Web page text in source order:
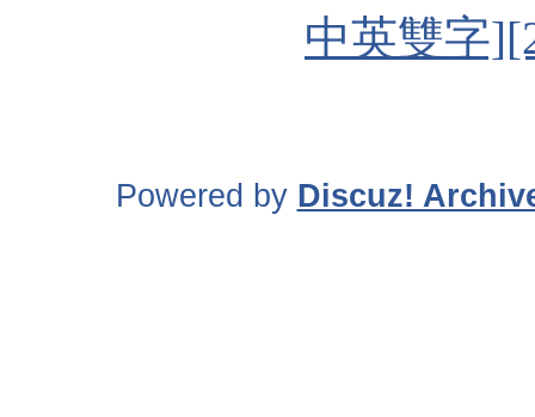
中英雙字
Powered by Discuz!